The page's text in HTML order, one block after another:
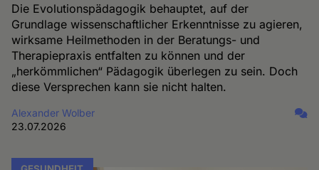
Die Evolutionspädagogik behauptet, auf der
Grundlage wissenschaftlicher Erkenntnisse zu agieren,
wirksame Heilmethoden in der Beratungs- und
Therapiepraxis entfalten zu können und der
„herkömmlichen“ Pädagogik überlegen zu sein. Doch
diese Versprechen kann sie nicht halten.
Alexander Wolber
23.07.2026